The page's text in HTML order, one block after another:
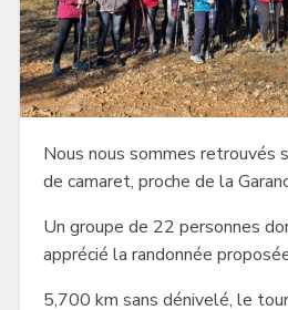
Nous nous sommes retrouvés
de camaret, proche de la
Un groupe de 22 personnes
apprécié la randonnée
5,700 km sans dénivelé, le